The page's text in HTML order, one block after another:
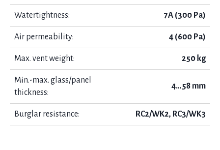
Watertightness: 7A (300 Pa)
Air permeability: 4 (600 Pa)
Max. vent weight: 250 kg
Min.-max. glass/panel
thickness:
4…58 mm
Burglar resistance: RC2/WK2, RC3/WK3